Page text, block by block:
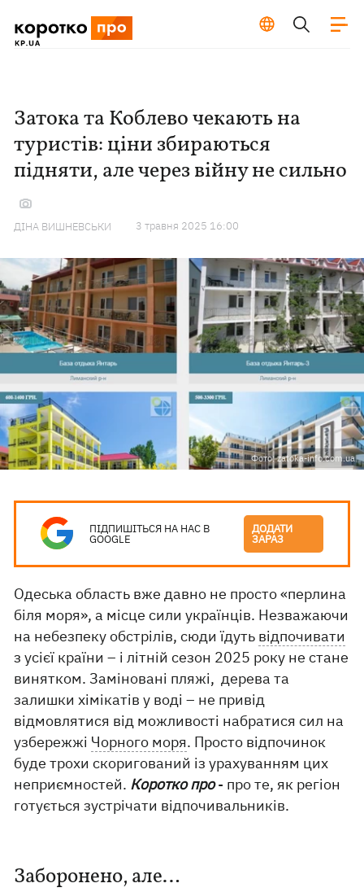
Затока та Коблево чекають на
туристів: ціни збираються
підняти, але через війну не сильно
ДІНА ВИШНЕВСЬКИ 3 травня 2025 16:00
Фото: zatoka-info.com.ua
ПІДПИШІТЬСЯ НА НАС В
GOOGLE
ДОДАТИ
ЗАРАЗ
Одеська область вже давно не просто «перлина
біля моря», а місце сили українців. Незважаючи
на небезпеку обстрілів, сюди їдуть відпочивати
з усієї країни – і літній сезон 2025 року не стане
винятком. Заміновані пляжі, дерева та
залишки хімікатів у воді – не привід
відмовлятися від можливості набратися сил на
узбережжі Чорного моря. Просто відпочинок
буде трохи скоригований із урахуванням цих
неприємностей. Коротко про- про те, як регіон
готується зустрічати відпочивальників.
Заборонено, але…